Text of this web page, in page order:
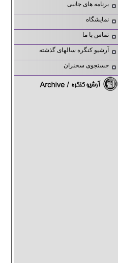
برنامه های جانبی
نمایشگاه
تماس با ما
آرشیو کنگره سالهای گذشته
جستجوی سخنران